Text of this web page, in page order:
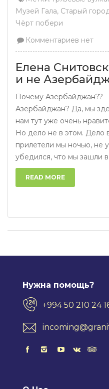
Музей Гала, Старый
Чёрт побери
Комментариев нет
Елена
и не
Почему Азербайджан??
Азербайджан? Да, мы
нам тут уже очень
Но дело не в этом. Дело
прилетели мы ночью, не
убедился, что мы зашли
READ MORE
Нужна помощь?
+994 50 210 24